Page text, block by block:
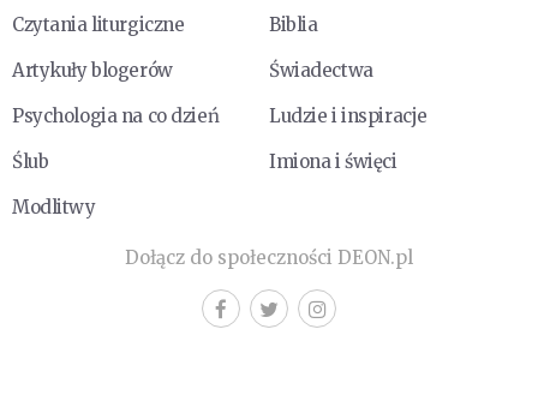
Czytania liturgiczne
Biblia
Artykuły blogerów
Świadectwa
Psychologia na co dzień
Ludzie i inspiracje
Ślub
Imiona i święci
Modlitwy
Dołącz do społeczności DEON.pl